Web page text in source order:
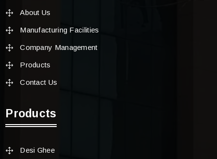
About Us
Manufacturing Facilities
Company Management
Products
Contact Us
Products
Desi Ghee